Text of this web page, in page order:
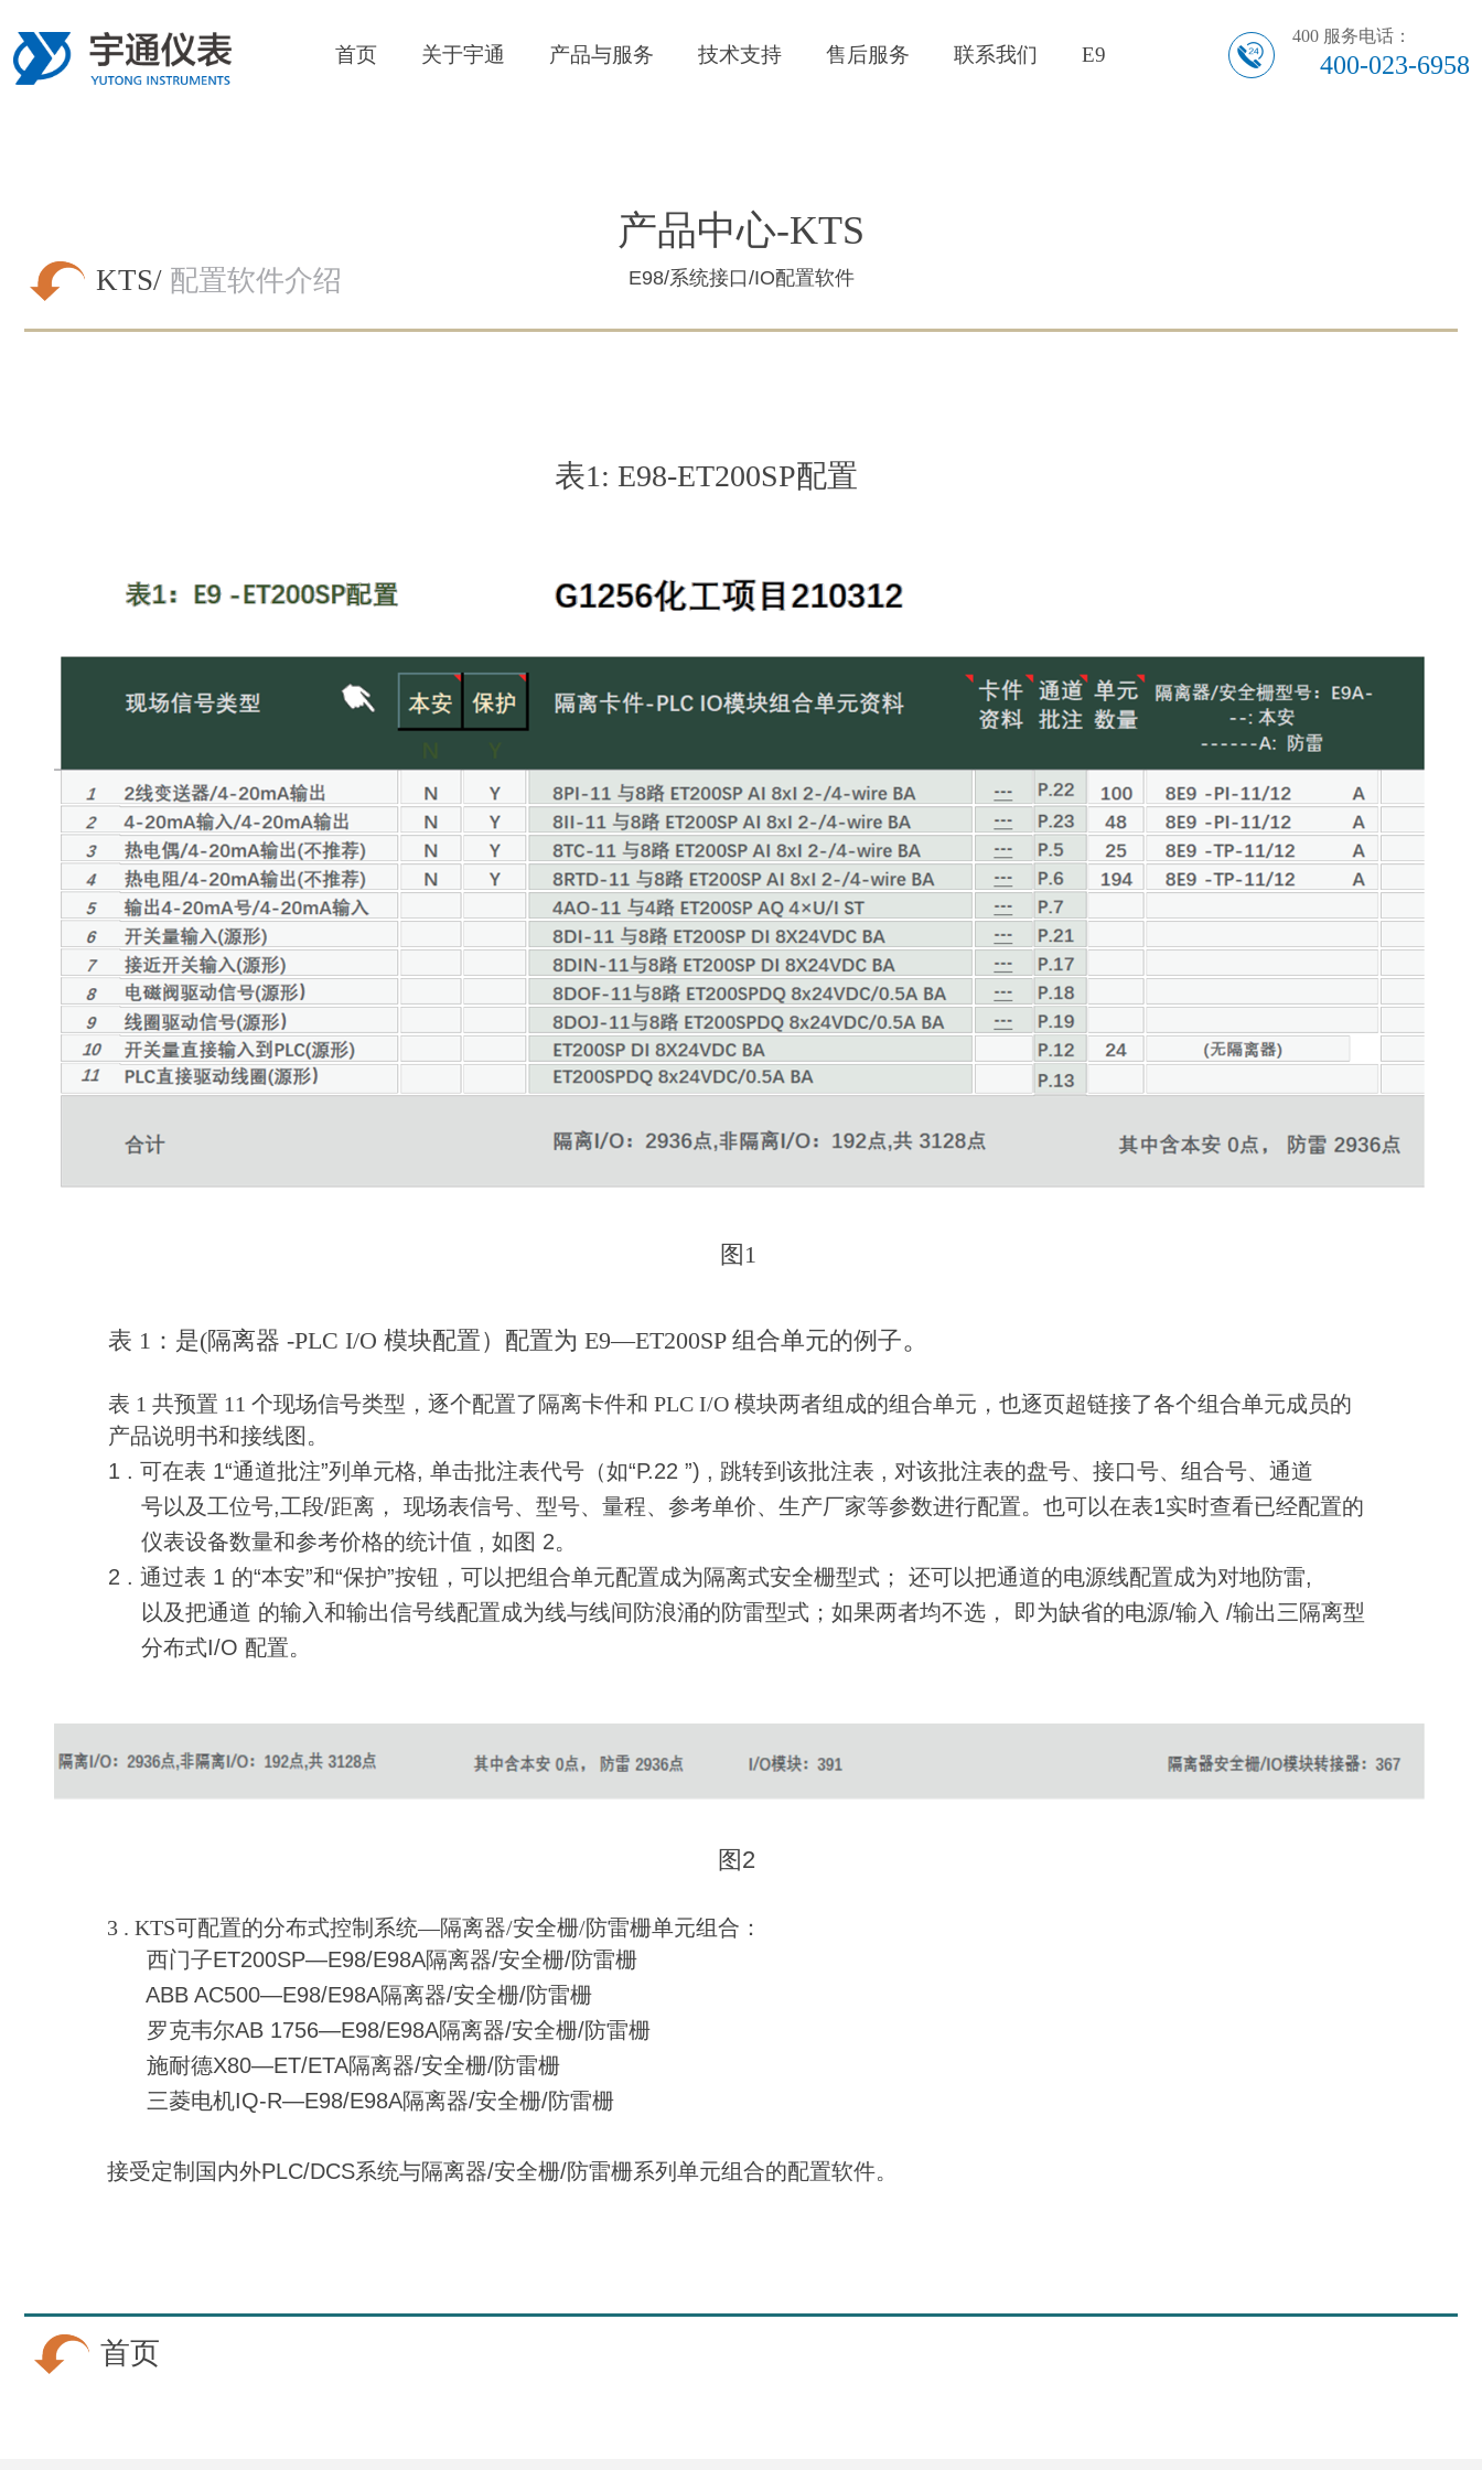
400-023-6958
400 服务电话：
首页 关于宇通 产品与服务 技术支持 售后服务 联系我们 E9
KTS/
产品中心-KTS
E98/系统接口/IO配置软件
配置软件介绍
表1: E98-ET200SP配置
图1
表 1：是(隔离器 -PLC I/O 模块配置）配置为 E9—ET200SP 组合单元的例子。
表 1 共预置 11 个现场信号类型，逐个配置了隔离卡件和 PLC I/O 模块两者组成的组合单元，也逐页超链接了各个组合单元成员的
产品说明书和接线图。
1 . 可在表 1“通道批注”列单元格, 单击批注表代号（如“P.22 ”) , 跳转到该批注表 , 对该批注表的盘号、接口号、组合号、通道
号以及工位号,工段/距离， 现场表信号、型号、量程、参考单价、生产厂家等参数进行配置。也可以在表1实时查看已经配置的
仪表设备数量和参考价格的统计值 , 如图 2。
2 . 通过表 1 的“本安”和“保护”按钮，可以把组合单元配置成为隔离式安全栅型式； 还可以把通道的电源线配置成为对地防雷,
以及把通道 的输入和输出信号线配置成为线与线间防浪涌的防雷型式；如果两者均不选， 即为缺省的电源/输入 /输出三隔离型
分布式I/O 配置。
图2
3 . KTS可配置的分布式控制系统—隔离器/安全栅/防雷栅单元组合：
西门子ET200SP—E98/E98A隔离器/安全栅/防雷栅
ABB AC500—E98/E98A隔离器/安全栅/防雷栅
罗克韦尔AB 1756—E98/E98A隔离器/安全栅/防雷栅
施耐德X80—ET/ETA隔离器/安全栅/防雷栅
三菱电机IQ-R—E98/E98A隔离器/安全栅/防雷栅
接受定制国内外PLC/DCS系统与隔离器/安全栅/防雷栅系列单元组合的配置软件。
首页